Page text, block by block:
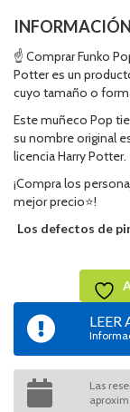
☝ Comprar Funko
Potter es un
cuyo tamaño o
Este muñeco Pop
su nombre original
licencia Harry Potter.
¡Compra los
mejor precio⭐!
Los defectos de
LEER
Las